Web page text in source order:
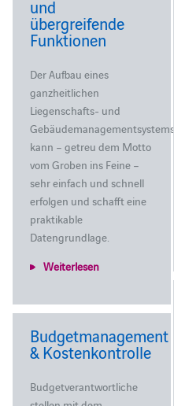
und
übergreifende
Funktionen
Der Aufbau eines
ganzheitlichen
Liegenschafts- und
Gebäudemanagementsystems
kann – getreu dem Motto
vom Groben ins Feine –
sehr einfach und schnell
erfolgen und schafft eine
praktikable
Datengrundlage.
Weiterlesen
Budgetmanagement
& Kostenkontrolle
Budgetverantwortliche